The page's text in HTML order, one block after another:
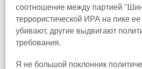
соотношение между партией
террористической ИРА на пике
убивают, другие выдвигают
требования.
Я не большой поклонник